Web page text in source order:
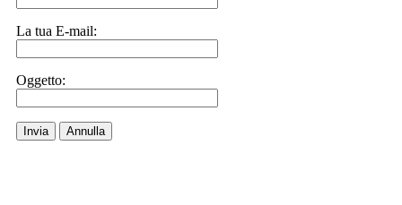
La tua E-mail:
Oggetto:
Invia Annulla